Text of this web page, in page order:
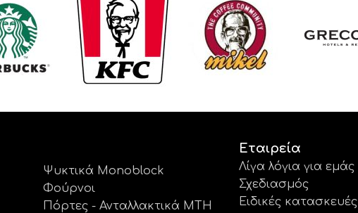
Ψυκτικά Monoblock
Φούρνοι
Πόρτες - Ανταλλακτικά MTH
Εταιρεία
Λίγα λόγια για εμάς
Σχεδιασμός
Ειδικές κατασκευές